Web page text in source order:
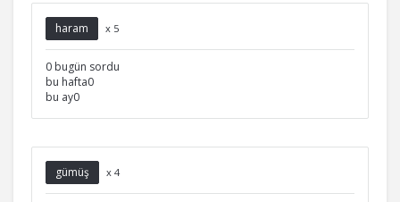
haram x 5
0 bugün sordu
bu hafta0
bu ay0
gümüş x 4